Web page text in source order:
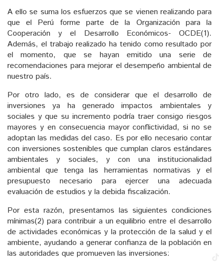
A ello se suma los esfuerzos que se vienen realizando para
que el Perú forme parte de la Organización para la
Cooperación y el Desarrollo Económicos- OCDE(1).
Además, el trabajo realizado ha tenido como resultado por
el momento, que se hayan emitido una serie de
recomendaciones para mejorar el desempeño ambiental de
nuestro país.
Por otro lado, es de considerar que el desarrollo de
inversiones ya ha generado impactos ambientales y
sociales y que su incremento podría traer consigo riesgos
mayores y en consecuencia mayor conflictividad, si no se
adoptan las medidas del caso. Es por ello necesario contar
con inversiones sostenibles que cumplan claros estándares
ambientales y sociales, y con una institucionalidad
ambiental que tenga las herramientas normativas y el
presupuesto necesario para ejercer una adecuada
evaluación de estudios y la debida fiscalización.
Por esta razón, presentamos las siguientes condiciones
mínimas(2) para contribuir a un equilibrio entre el desarrollo
de actividades económicas y la protección de la salud y el
ambiente, ayudando a generar confianza de la población en
las autoridades que promueven las inversiones: